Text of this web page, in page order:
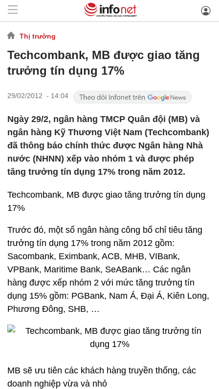
Thị trường
Techcombank, MB được giao tăng
trưởng tín dụng 17%
29/02/2012 - 14:04
Ngày 29/2, ngân hàng TMCP Quân đội (MB) và
ngân hàng Kỹ Thương Việt Nam (Techcombank)
đã thông báo chính thức được Ngân hàng Nhà
nước (NHNN) xếp vào nhóm 1 và được phép
tăng trưởng tín dụng 17% trong năm 2012.
Techcombank, MB được giao tăng trưởng tín dụng
17%
Trước đó, một số ngân hàng công bố chỉ tiêu tăng
trưởng tín dụng 17% trong năm 2012 gồm:
Sacombank, Eximbank, ACB, MHB, VIBank,
VPBank, Maritime Bank, SeABank… Các ngân
hàng được xếp nhóm 2 với mức tăng trưởng tín
dụng 15% gồm: PGBank, Nam Á, Đại Á, Kiên Long,
Phương Đông, SHB, …
MB sẽ ưu tiên các khách hàng truyền thống, các
doanh nghiệp vừa và nhỏ